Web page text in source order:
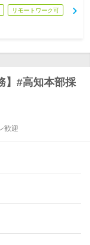
リモートワーク可
】#高知本部採
歓迎